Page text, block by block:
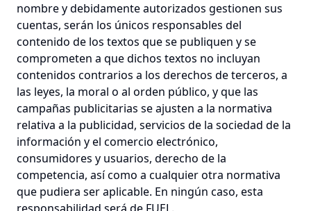
nombre y debidamente autorizados gestionen sus
cuentas, serán los únicos responsables del
contenido de los textos que se publiquen y se
comprometen a que dichos textos no incluyan
contenidos contrarios a los derechos de terceros, a
las leyes, la moral o al orden público, y que las
campañas publicitarias se ajusten a la normativa
relativa a la publicidad, servicios de la sociedad de la
información y el comercio electrónico,
consumidores y usuarios, derecho de la
competencia, así como a cualquier otra normativa
que pudiera ser aplicable. En ningún caso, esta